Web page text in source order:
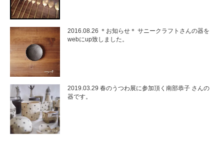
2016.08.26 ＊お知らせ＊ サニークラフトさんの器を
webにup致しました。
2019.03.29 春のうつわ展に参加頂く南部恭子 さんの
器です。